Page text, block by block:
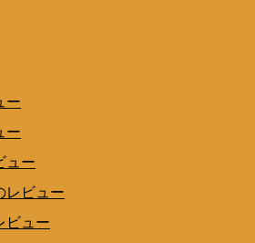
ー
ー
ュー
レビュー
ビュー